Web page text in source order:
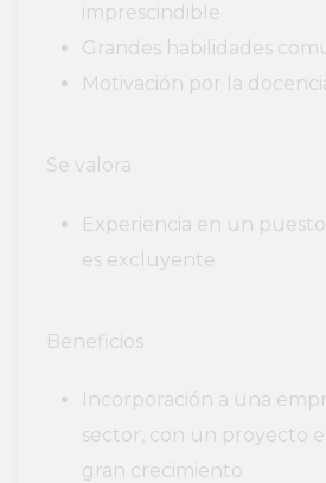
imprescindible
Grandes habilidades
Motivación por la
Se valora
Experiencia en un
es excluyente
Beneficios
Incorporación a una
sector, con un proyecto
gran crecimiento